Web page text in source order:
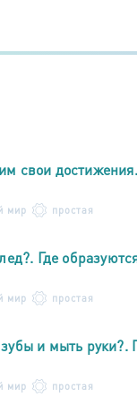
свои
мир простая
Где
мир простая
и мыть руки?.
мир простая